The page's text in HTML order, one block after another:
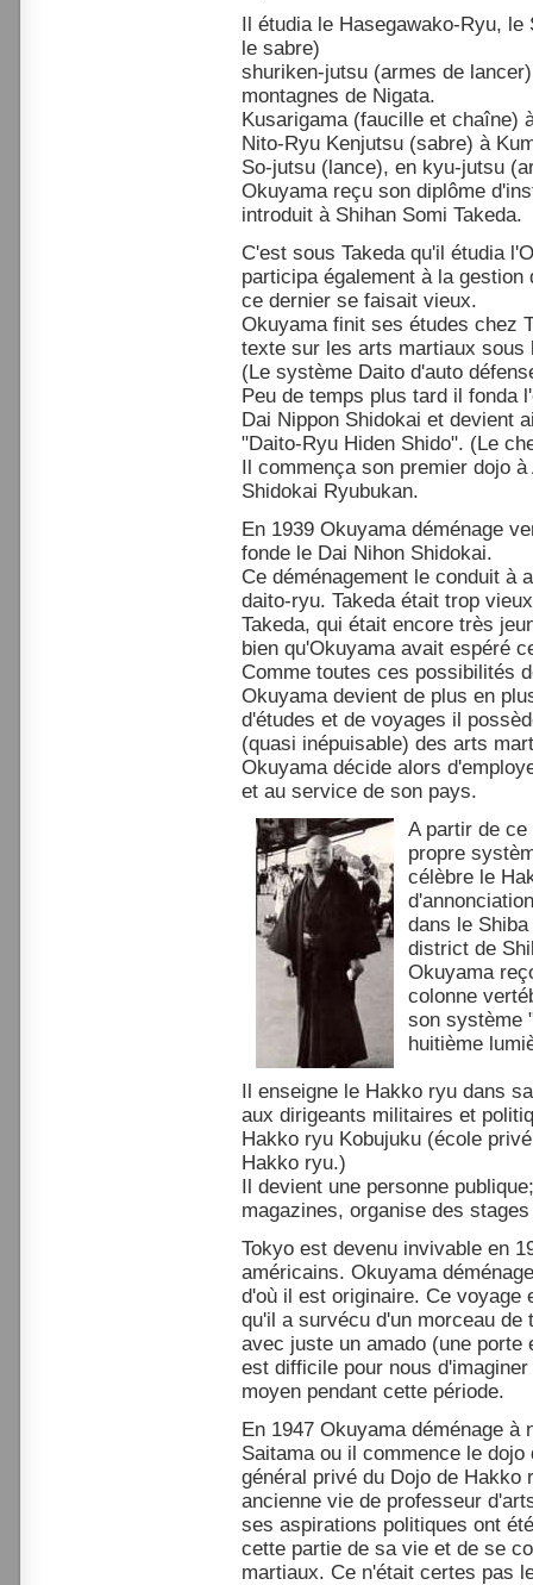
Il étudia le Hasegawako-Ryu,
le sabre)
shuriken-jutsu (armes de
montagnes de Nigata.
Kusarigama (faucille et chaîne)
Nito-Ryu Kenjutsu (sabre) à
So-jutsu (lance), en kyu-jutsu
Okuyama reçu son diplôme
introduit à Shihan Somi Takeda.
C'est sous Takeda qu'il étudia
participa également à la
ce dernier se faisait vieux.
Okuyama finit ses études chez
texte sur les arts martiaux
(Le système Daito d'auto
Peu de temps plus tard il fonda
Dai Nippon Shidokai et devient
"Daito-Ryu Hiden Shido". (Le
Il commença son premier dojo
Shidokai Ryubukan.
En 1939 Okuyama déménage
fonde le Dai Nihon Shidokai.
Ce déménagement le conduit à
daito-ryu. Takeda était trop
Takeda, qui était encore très
bien qu'Okuyama avait espéré
Comme toutes ces possibilités
Okuyama devient de plus en
d'études et de voyages il
(quasi inépuisable) des arts
Okuyama décide alors
et au service de son pays.
A partir de
propre
célèbre le
dans le
district de
Okuyama
colonne
son système
huitième
Il enseigne le Hakko ryu dans
aux dirigeants militaires et
Hakko ryu Kobujuku (école
Hakko ryu.)
Il devient une personne
magazines, organise des
Tokyo est devenu invivable en
américains. Okuyama
d'où il est originaire. Ce
qu'il a survécu d'un morceau
avec juste un amado (une
est difficile pour nous
moyen pendant cette période.
En 1947 Okuyama déménage
Saitama ou il commence le
général privé du Dojo de
ancienne vie de professeur
ses aspirations politiques ont
cette partie de sa vie et de se
martiaux. Ce n'était certes pas